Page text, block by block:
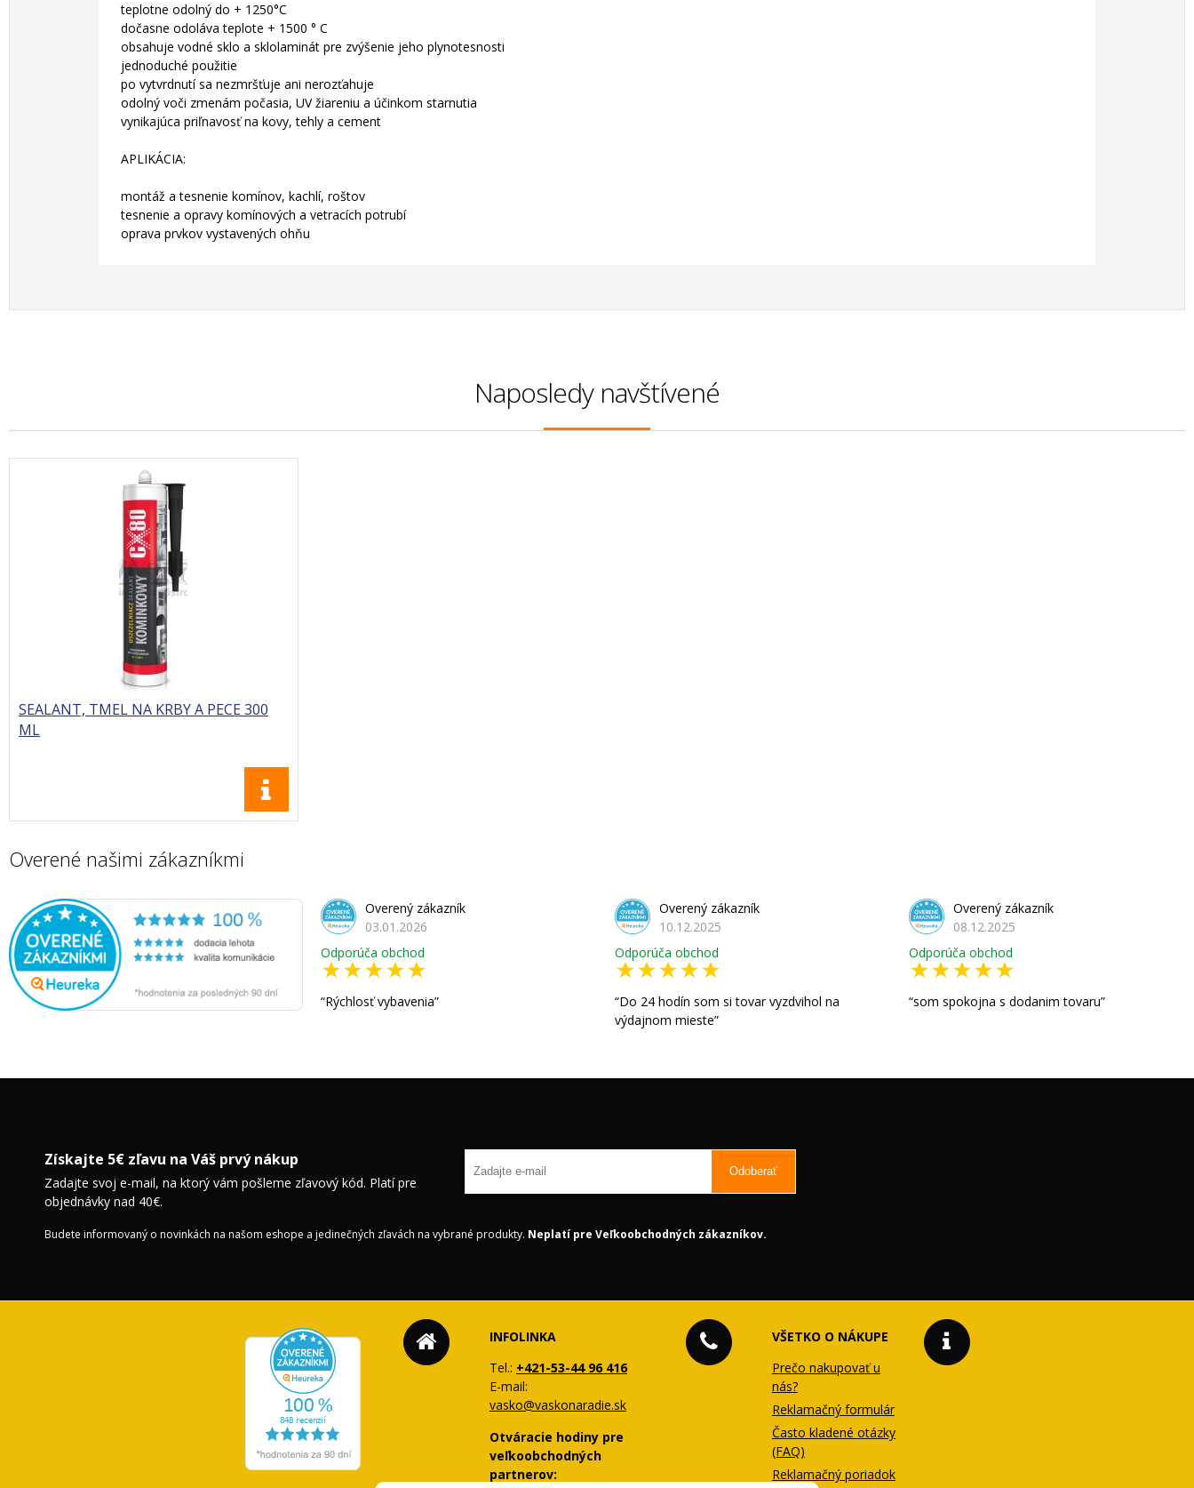
teplotne odolný do + 1250°C
dočasne odoláva teplote + 1500 ° C
obsahuje vodné sklo a sklolaminát pre zvýšenie jeho plynotesnosti
jednoduché použitie
po vytvrdnutí sa nezmršťuje ani nerozťahuje
odolný voči zmenám počasia, UV žiareniu a účinkom starnutia
vynikajúca priľnavosť na kovy, tehly a cement
APLIKÁCIA:
montáž a tesnenie komínov, kachlí, roštov
tesnenie a opravy komínových a vetracích potrubí
oprava prvkov vystavených ohňu
Naposledy navštívené
SEALANT, TMEL NA KRBY A PECE 300
ML
Overené našimi zákazníkmi
Overený zákazník
03.01.2026
Odporúča obchod
Rýchlosť vybavenia
Overený zákazník
10.12.2025
Odporúča obchod
Do 24 hodín som si tovar vyzdvihol na
výdajnom mieste
Overený zákazník
08.12.2025
Odporúča obchod
som spokojna s dodanim tovaru
Získajte 5€ zľavu na Váš prvý nákup
Zadajte svoj e-mail, na ktorý vám pošleme zľavový kód. Platí pre
objednávky nad 40€.
Odoberať
Budete informovaný o novinkách na našom eshope a jedinečných zľavách na vybrané produkty. Neplatí pre Veľkoobchodných zákazníkov.
INFOLINKA
Tel.: +421-53-44 96 416
E-mail:
vasko@vaskonaradie.sk
Otváracie hodiny pre
veľkoobchodných
partnerov:
VŠETKO O NÁKUPE
Prečo nakupovať u
nás?
Reklamačný formulár
Často kladené otázky
(FAQ)
Reklamačný poriadok